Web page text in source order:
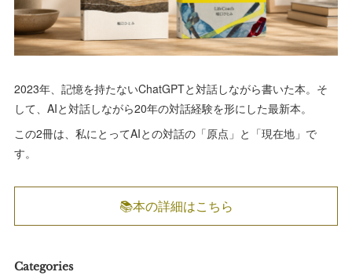
2023年、記憶を持たないChatGPTと対話しながら書いた本。そ
して、AIと対話しながら20年の対話経験を形にした最新本。
この2冊は、私にとってAIとの対話の「原点」と「現在地」で
す。
📚本の詳細はこちら
Categories